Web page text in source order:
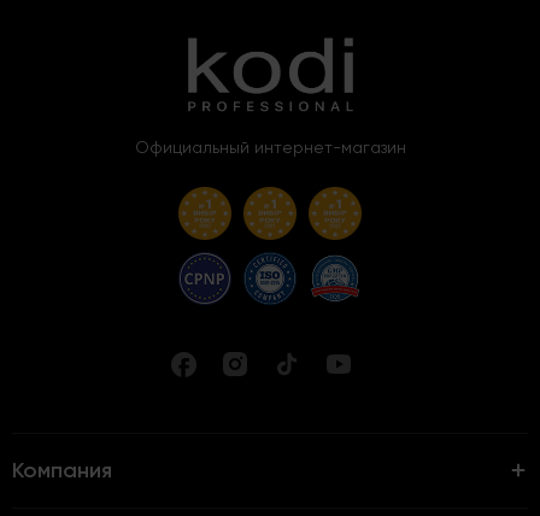
Официальный интернет-магазин
Компания